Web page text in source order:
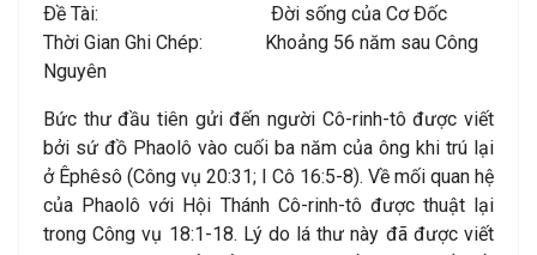
Ðề Tài: Ðời sống của Cơ Ðốc
Thời Gian Ghi Chép: Khoảng 56 năm sau Công
Nguyên
Bức thư đầu tiên gửi đến người Cô-rinh-tô được viết
bởi sứ đồ Phaolô vào cuối ba năm của ông khi trú lại
ở Êphêsô (Công vụ 20:31; I Cô 16:5-8). Về mối quan hệ
của Phaolô với Hội Thánh Cô-rinh-tô được thuật lại
trong Công vụ 18:1-18. Lý do lá thư này đã được viết